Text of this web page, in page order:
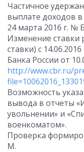
Частичное
выплате доходов
24 марта 2016 г. №
Изменение ставки
ставки) с
Банка России от
http://www.cbr.ru/
Возможность
вывода в отчеты
увольнении» и
военкоматом».
Проверка
М.